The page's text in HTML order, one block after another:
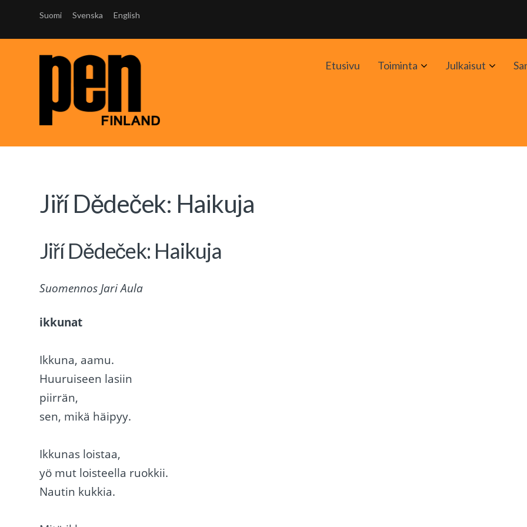
Suomi Svenska English
Etusivu Toiminta AvaaJulkaisut Avaa
Jiří Dědeček: Haikuja
Jiří Dědeček: Haikuja
Suomennos Jari Aula
ikkunat
Ikkuna, aamu.
Huuruiseen lasiin
piirrän,
sen, mikä häipyy.
Ikkunas loistaa,
yö mut loisteella ruokkii.
Nautin kukkia.